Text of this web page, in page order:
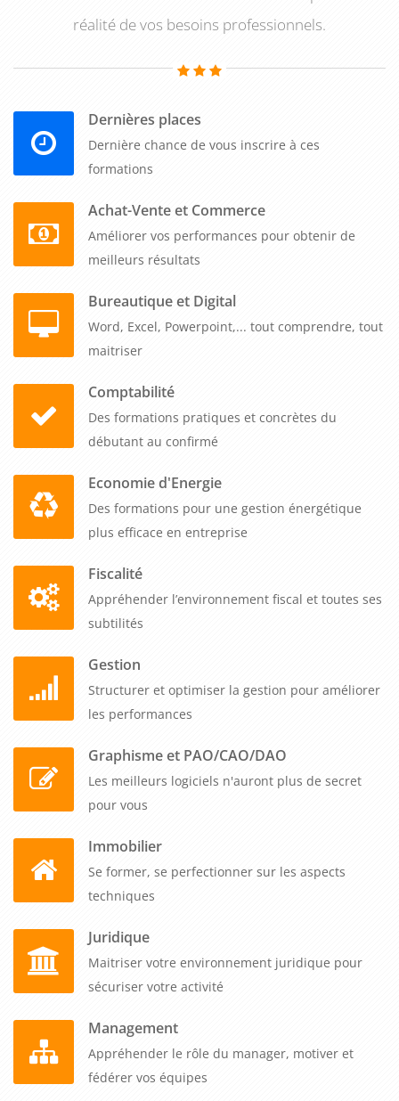
par zone ou par processus. Nous adaptons gratuitement le
logistique, garantissant une application immédiate dans votre
Cetteformation iso 50001 : comment maîtriser la norme et
piloter le management de l'énergie
jusqu'à l'audit de certification par un organisme accrédité.
Les participants acquièrent les méthodes pour préparer leur
organisation, constituer les preuves de conformité et gérer
déroulent où vous le souhaitez : dans vos locaux pour
travailler sur vos installations réelles, dans nos salles
équipées partout en France, ou en distanciel selon vos
démarre dès un participant, et notre tarif unique couvre
jusqu'à cinq collaborateurs pour un même prix tout inclus.
Vous organisez ce programme quand vous le souhaitez, selon
votre calendrier stratégique, permettant à vos équipes de
piloter efficacement votre démarche de performance
énergétique.
réalité de vos besoins professionnels.
Dernières places
Dernière chance de vous inscrire à ces
formations
Achat-Vente et Commerce
Améliorer vos performances pour obtenir de
meilleurs résultats
Bureautique et Digital
Word, Excel, Powerpoint,... tout comprendre, tout
maitriser
Comptabilité
Des formations pratiques et concrètes du
débutant au confirmé
Economie d'Energie
Des formations pour une gestion énergétique
plus efficace en entreprise
Fiscalité
Appréhender l’environnement fiscal et toutes ses
subtilités
Gestion
Structurer et optimiser la gestion pour améliorer
les performances
Graphisme et PAO/CAO/DAO
Les meilleurs logiciels n'auront plus de secret
pour vous
Immobilier
Se former, se perfectionner sur les aspects
techniques
Juridique
Maitriser votre environnement juridique pour
sécuriser votre activité
Management
Appréhender le rôle du manager, motiver et
fédérer vos équipes